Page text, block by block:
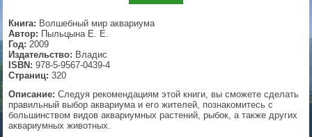
Книга: Волшебный мир аквариума
Автор: Пыльцына Е. Е.
Год: 2009
Издательство: Владис
ISBN: 978-5-9567-0439-4
Страниц: 320
Описание: Следуя рекомендациям этой книги, вы сможете сделать
правильный выбор аквариума и его жителей, познакомитесь с
большинством видов аквариумных растений, рыбок, а также других
аквариумных животных.
▼
▼
▼